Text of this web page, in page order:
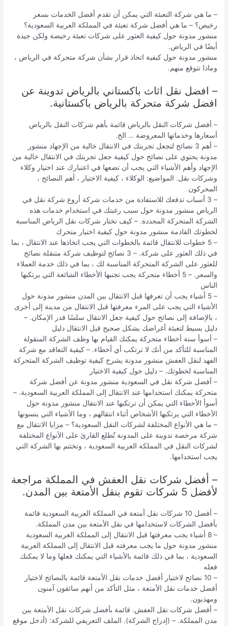
– ما هي شركة التعبئة التي يمكن أن تقدم أفضل الخدمات بسعر
رخيص؟ – ما هي أفضل شركة تعبئة في المملكة العربية السعودية؟
منشور مدونة حول كيفية العثور على شركات تعبئة رخيصة ولكن جيدة
أيضًا في الرياض.
منشور مدونة حول كيفية اتخاذ قرار بشأن شركة متحركة في الرياض ،
وماذا تتوقع منهم.
– افضل نقل اثاث باكستاني بالرياض تدوينة عن
افضل شركة متحركة بالرياض باكستانية.
– أفضل شركات النقل بالرياض قائمة بأهم شركات النقل بالرياض
أسعارها وخدماتها المعروضة … الخ.
– أهم 3 نصائح لتجعل تجربتك في الانتقال خالية من الإجهاد منشور
مدونة يحتوي على نصائح حول كيفية جعل تجربتك في الانتقال خالية من
الإجهاد وأهم الأشياء التي يجب أن تضعها في اعتبارك عند اختيار وكلاء
وشركات نقل. المواضيع: الوكلاء ، كيفية الاختيار ، أهم النصائح ،
المحركون
– 3 أسباب تدفعك للاستفادة من خدمات شركة أروع شركة نقل في
الرياض منشور مدونة حول سبب رغبتك في استخدام خدمات هذه
الشركة المتحركة المحددة. – كيف تختار شركات نقل الرياض المناسبة
لخطوتك القادمة منشور مدونة حول كيفية اختيار متحرك
– 5 خطوات للانتقال قائمة بالخطوات التي يجب اتخاذها عند الانتقال ، بما
في ذلك العثور على شركة. – 3 نصائح لتوظيف شركة متنقلة نصائح
للعثور على الشركة المتحركة المناسبة لك ، بما في ذلك خدمة العملاء
والسعر. – 5 أخطاء متحركة يجب تجنبها الأخطاء الشائعة التي يرتكبها
الناس
– 5 أشياء يجب أن تعرفها قبل الانتقال بين المدن منشور مدونة حول
الأشياء التي يجب على المرء معرفتها قبل الانتقال من مدينة إلى أخرى
، بالإضافة إلى نصائح حول كيفية جعل الانتقال سلسًا قدر الإمكان. –
دليل بسيط لتعبئة أغراضك بشكل صحيح قبل الانتقال دليل
– أسوأ ستة أخطاء متحركة يمكنك القيام بها وظف الشركة المنقولة
المناسبة للتأكد من أنك لا ترتكب أي أخطاء. – كيفية التعاقد مع شركة
الفهد لنقل العفش منشور مدونة يشرح كيفية توظيف الشركة المتحركة
المناسبة لخطوتك. – دليل حول كيفية الاختيار
– أفضل شركة نقل في السعودية منشور مدونة عن أفضل شركة
متحركة يمكنك استخدامها عند الانتقال إلى المملكة العربية السعودية. –
أسوأ الأخطاء التي يمكن أن ترتكبها عند الانتقال منشور مدونة حول
الأخطاء التي يرتكبها الأشخاص أثناء انتقالهم ، وما الأشياء التي ينسونها
– ما هي الأنواع المختلفة لشركات النقل السعودية؟ – مزايا الانتقال مع
شركة مرخصة تدوينة على المدونة تُطلع القارئ على الأنواع المختلفة
لشركات النقل في المملكة العربية السعودية ، وتختتم بها الشركة التي
يجب استخدامها.
– أفضل شركات نقل العفش في المملكة مراجعة
لأفضل 5 شركات تقوم بنقل الأمتعة بين المدن.
– أفضل 10 شركات نقل أمتعة في المملكة العربية السعودية قائمة
بأفضل الشركات لاستخدامها في نقل الأمتعة بين مدن المملكة.
– 8 أشياء يجب معرفتها قبل الانتقال إلى المملكة العربية السعودية
منشور مدونة حول ما يجب معرفته قبل الانتقال إلى المملكة العربية
السعودية ، بما في ذلك قائمة بالأشياء التي يمكنك فعلها وما لا يمكنك
فعله
– 10 نصائح لاختيار أفضل خدمات نقل الأمتعة قائمة بالنصائح لاختيار
أفضل خدمات نقل الأمتعة ، مثل التأكد من أنهم سائقون آمنون
ومهذبون.
– أفضل شركات نقل العفش. قائمة بأفضل شركات نقل الأمتعة بين
مدن المملكة. – (إدراج الشركة). الملف التعريفي للشركة: (أدخل موقع